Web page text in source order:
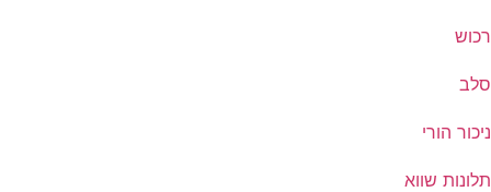
רכוש
סלב
ניכור הורי
תלונות שווא